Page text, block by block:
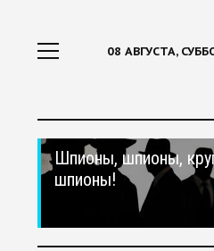
08 АВГУСТА,
Шпионы, шпионы,
шпионы!